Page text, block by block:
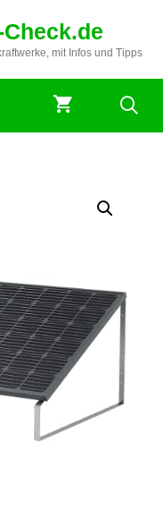
mit Infos und Tipps